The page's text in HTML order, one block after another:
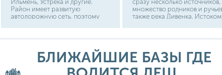
Ильмень, Устрека и другие.
Район имеет развитую
автодорожную сеть, поэтому
сразу несколько источников,
множество родников и
также река Дивенка. Истоком
Петербурга по любой
для вас трассе до населенных
пунктов Дружная Горка и
БЛИЖАЙШИЕ БАЗЫ ГДЕ